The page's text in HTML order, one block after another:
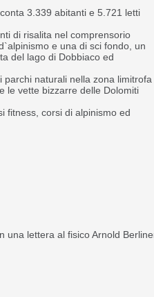
3.339 abitanti e 5.721 letti
di risalita nel comprensorio
e una di sci fondo, un
del lago di Dobbiaco ed
parchi naturali nella zona limitrofa
le vette bizzarre delle Dolomiti
fitness, corsi di alpinismo ed
lettera al fisico Arnold